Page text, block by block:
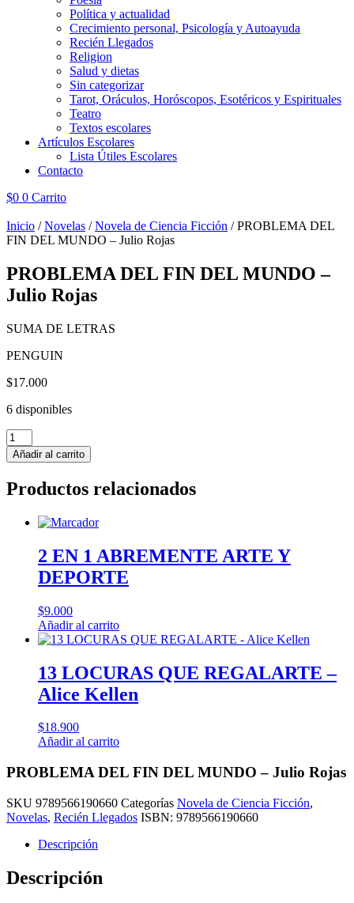
Política y actualidad
Crecimiento personal, Psicología y Autoayuda
Recién Llegados
Religion
Salud y dietas
Sin categorizar
Tarot, Oráculos, Horóscopos, Esotéricos y Espirituales
Teatro
Textos escolares
Artículos Escolares
Lista Útiles Escolares
Contacto
$0 0 Carrito
Inicio /Novelas /Novela de Ciencia Ficción / PROBLEMA DEL
FIN DEL MUNDO – Julio Rojas
PROBLEMA DEL FIN DEL MUNDO –
Julio Rojas
SUMA DE LETRAS
PENGUIN
$17.000
6 disponibles
PROBLEMA
DEL
FIN
MUNDO
Julio
cantidad
Añadir al carrito
Productos relacionados
2 EN 1 ABREMENTE ARTE Y
DEPORTE
$9.000
Añadir al carrito
13 LOCURAS QUE REGALARTE –
Alice Kellen
$18.900
Añadir al carrito
PROBLEMA DEL FIN DEL MUNDO – Julio Rojas
SKU 9789566190660 Categorías Novela de Ciencia Ficción,
Novelas, Recién Llegados ISBN: 9789566190660
Descripción
Descripción